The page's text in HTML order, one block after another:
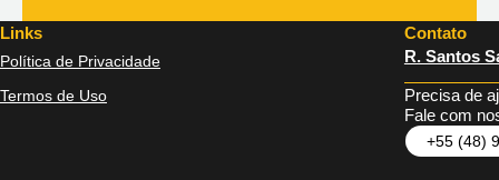
Links
Política de Privacidade
Termos de Uso
Contato
R. Santos
Precisa de
Fale com
+55 (48)